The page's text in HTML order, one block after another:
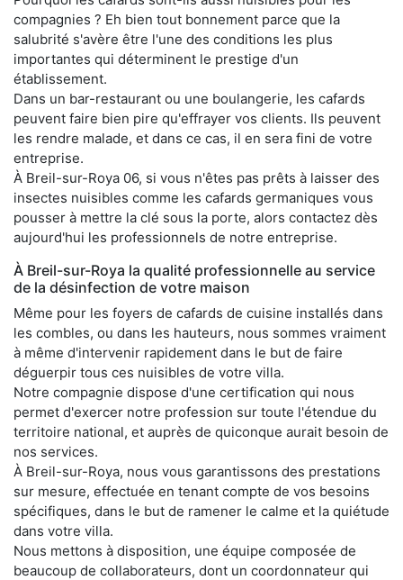
compagnies ? Eh bien tout bonnement parce que la
salubrité s'avère être l'une des conditions les plus
importantes qui déterminent le prestige d'un
établissement.
Dans un bar-restaurant ou une boulangerie, les cafards
peuvent faire bien pire qu'effrayer vos clients. Ils peuvent
les rendre malade, et dans ce cas, il en sera fini de votre
entreprise.
À Breil-sur-Roya 06, si vous n'êtes pas prêts à laisser des
insectes nuisibles comme les cafards germaniques vous
pousser à mettre la clé sous la porte, alors contactez dès
aujourd'hui les professionnels de notre entreprise.
À Breil-sur-Roya la qualité professionnelle au service
de la désinfection de votre maison
Même pour les foyers de cafards de cuisine installés dans
les combles, ou dans les hauteurs, nous sommes vraiment
à même d'intervenir rapidement dans le but de faire
déguerpir tous ces nuisibles de votre villa.
Notre compagnie dispose d'une certification qui nous
permet d'exercer notre profession sur toute l'étendue du
territoire national, et auprès de quiconque aurait besoin de
nos services.
À Breil-sur-Roya, nous vous garantissons des prestations
sur mesure, effectuée en tenant compte de vos besoins
spécifiques, dans le but de ramener le calme et la quiétude
dans votre villa.
Nous mettons à disposition, une équipe composée de
beaucoup de collaborateurs, dont un coordonnateur qui